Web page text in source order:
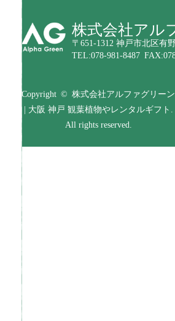
株式会社アル
〒651-1312 神戸市北区有
TEL:078-981-8487
Copyright © 株式会社アルファグリーン
| 大阪 神戸 観葉植物やレンタルギフト.
All rights reserved.